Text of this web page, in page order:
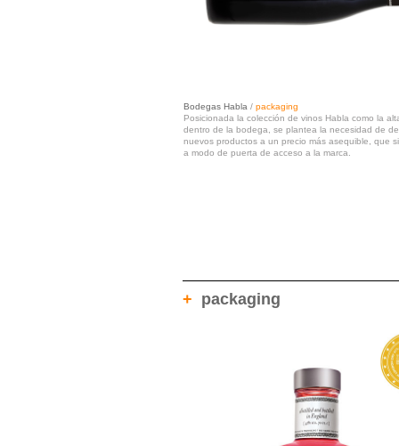
Bodegas Habla / packaging
Posicionada la colección de vinos Habla como la
dentro de la bodega, se plantea la necesidad de
nuevos productos a un precio más asequible, que
a modo de puerta de acceso a la marca.
+ packaging